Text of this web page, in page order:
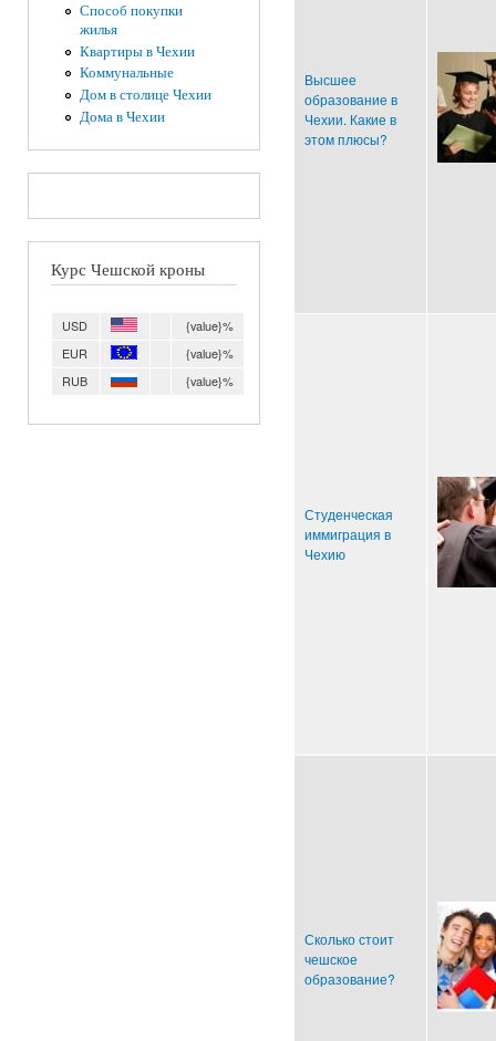
Способ покупки
жилья
Квартиры в Чехии
Коммунальные
Дом в столице Чехии
Дома в Чехии
Курс Чешской кроны
USD
{value}%
EUR
{value}%
RUB
{value}%
Высшее
образование в
Чехии. Какие в
этом плюсы?
Студенческая
иммиграция в
Чехию
Сколько стоит
чешское
образование?